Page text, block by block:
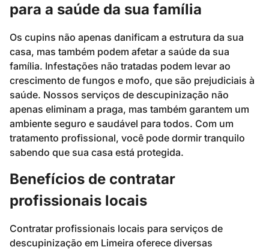
para a saúde da sua família
Os cupins não apenas danificam a estrutura da sua
casa, mas também podem afetar a saúde da sua
família. Infestações não tratadas podem levar ao
crescimento de fungos e mofo, que são prejudiciais à
saúde. Nossos serviços de descupinização não
apenas eliminam a praga, mas também garantem um
ambiente seguro e saudável para todos. Com um
tratamento profissional, você pode dormir tranquilo
sabendo que sua casa está protegida.
Benefícios de contratar
profissionais locais
Contratar profissionais locais para serviços de
descupinização em Limeira oferece diversas